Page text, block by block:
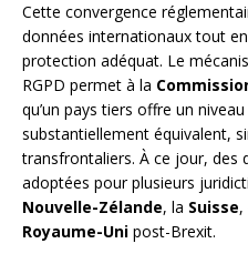
Cette convergence
données internationaux tout
protection adéquat. Le
RGPD permet à la
qu’un pays tiers offre un
substantiellement équivalent,
transfrontaliers. À ce jour, des
adoptées pour plusieurs
Nouvelle-Zélande, la Suisse,
Royaume-Uni post-Brexit.